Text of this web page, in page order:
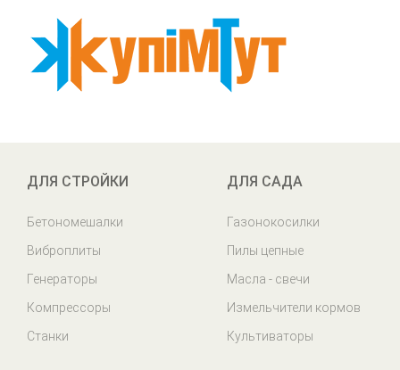
ДЛЯ СТРОЙКИ
Бетономешалки
Виброплиты
Генераторы
Компрессоры
Станки
ДЛЯ САДА
Газонокосилки
Пилы цепные
Масла - свечи
Измельчители кормов
Культиваторы